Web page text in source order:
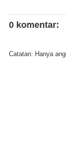
0 komentar:
Catatan: Hanya